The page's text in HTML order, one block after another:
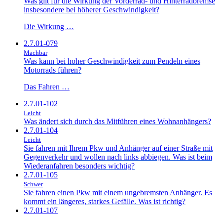
insbesondere bei höherer Geschwindigkeit?
Die Wirkung …
2.7.01-079
Machbar
Was kann bei hoher Geschwindigkeit zum Pendeln eines
Motorrads führen?
Das Fahren …
2.7.01-102
Leicht
Was ändert sich durch das Mitführen eines Wohnanhängers?
2.7.01-104
Leicht
Sie fahren mit Ihrem Pkw und Anhänger auf einer Straße mit
Gegenverkehr und wollen nach links abbiegen. Was ist beim
Wiederanfahren besonders wichtig?
2.7.01-105
Schwer
Sie fahren einen Pkw mit einem ungebremsten Anhänger. Es
kommt ein längeres, starkes Gefälle. Was ist richtig?
2.7.01-107